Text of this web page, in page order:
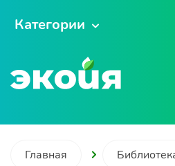
Категории
Главная